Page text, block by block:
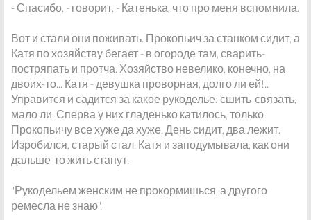
- Спасибо, - говорит, - Катенька, что про меня вспомнила.
Вот и стали они поживать. Прокопьич за станком сидит, а
Катя по хозяйству бегает - в огороде там, сварить-
постряпать и протча. Хозяйство невелико, конечно, на
двоих-то... Катя - девушка проворная, долго ли ей!..
Управится и садится за какое рукоделье: сшить-связать,
мало ли. Сперва у них гладенько катилось, только
Прокопьичу все хуже да хуже. День сидит, два лежит.
Изробился, старый стал. Катя и заподумывала, как они
дальше-то жить станут.
"Рукодельем женским не прокормишься, а другого
ремесла не знаю".